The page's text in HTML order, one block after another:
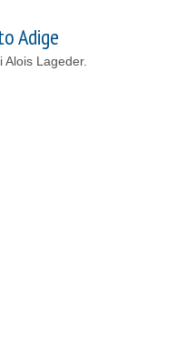
Adige
Lageder.